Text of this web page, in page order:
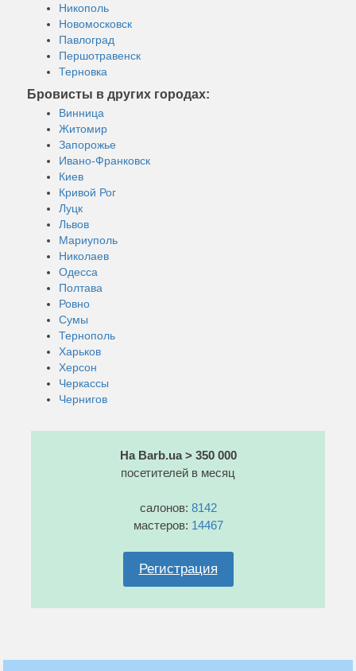
Никополь
Новомосковск
Павлоград
Першотравенск
Терновка
Бровисты в других городах:
Винница
Житомир
Запорожье
Ивано-Франковск
Киев
Кривой Рог
Луцк
Львов
Мариуполь
Николаев
Одесса
Полтава
Ровно
Сумы
Тернополь
Харьков
Херсон
Черкассы
Чернигов
На Barb.ua > 350 000
посетителей в месяц
салонов: 8142
мастеров: 14467
Регистрация